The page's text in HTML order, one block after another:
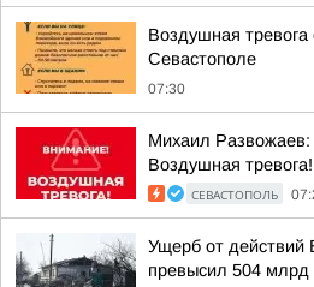
Воздушная
Севастополе
07:30
Михаил
Воздушная тревога!
СЕВАСТОПОЛЬ
Ущерб от действий
превысил 504 млрд